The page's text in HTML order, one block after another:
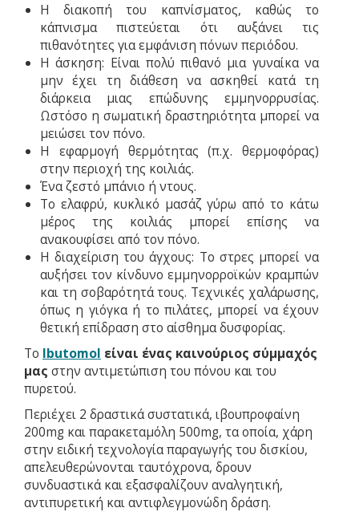
Η διακοπή του καπνίσματος, καθώς το
κάπνισμα πιστεύεται ότι αυξάνει τις
πιθανότητες για εμφάνιση πόνων περιόδου.
Η άσκηση: Είναι πολύ πιθανό μια γυναίκα να
μην έχει τη διάθεση να ασκηθεί κατά τη
διάρκεια μιας επώδυνης εμμηνορρυσίας.
Ωστόσο η σωματική δραστηριότητα μπορεί να
μειώσει τον πόνο.
Η εφαρμογή θερμότητας (π.χ. θερμοφόρας)
στην περιοχή της κοιλιάς.
Ένα ζεστό μπάνιο ή ντους.
Το ελαφρύ, κυκλικό μασάζ γύρω από το κάτω
μέρος της κοιλιάς μπορεί επίσης να
ανακουφίσει από τον πόνο.
Η διαχείριση του άγχους: Το στρες μπορεί να
αυξήσει τον κίνδυνο εμμηνορροϊκών κραμπών
και τη σοβαρότητά τους. Τεχνικές χαλάρωσης,
όπως η γιόγκα ή το πιλάτες, μπορεί να έχουν
θετική επίδραση στο αίσθημα δυσφορίας.
Το Ibutomol είναι ένας καινούριος σύμμαχός
μας στην αντιμετώπιση του πόνου και του
πυρετού.
Περιέχει 2 δραστικά συστατικά, ιβουπροφαίνη
200mg και παρακεταμόλη 500mg, τα οποία, χάρη
στην ειδική τεχνολογία παραγωγής του δισκίου,
απελευθερώνονται ταυτόχρονα, δρουν
συνδυαστικά και εξασφαλίζουν αναλγητική,
αντιπυρετική και αντιφλεγμονώδη δράση.